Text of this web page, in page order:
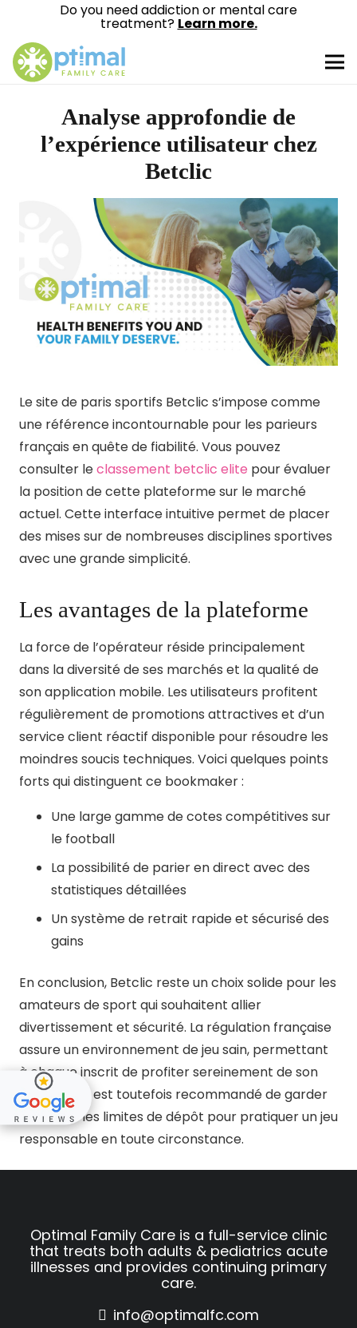
Do you need addiction or mental care
treatment? Learn more.
Analyse approfondie de
l’expérience utilisateur chez
Betclic
Le site de paris sportifs Betclic s’impose comme
une référence incontournable pour les parieurs
français en quête de fiabilité. Vous pouvez
consulter leclassement betclic elite pour évaluer
la position de cette plateforme sur le marché
actuel. Cette interface intuitive permet de placer
des mises sur de nombreuses disciplines sportives
avec une grande simplicité.
Les avantages de la plateforme
La force de l’opérateur réside principalement
dans la diversité de ses marchés et la qualité de
son application mobile. Les utilisateurs profitent
régulièrement de promotions attractives et d’un
service client réactif disponible pour résoudre les
moindres soucis techniques. Voici quelques points
forts qui distinguent ce bookmaker :
Une large gamme de cotes compétitives sur
le football
La possibilité de parier en direct avec des
statistiques détaillées
Un système de retrait rapide et sécurisé des
gains
En conclusion, Betclic reste un choix solide pour les
amateurs de sport qui souhaitent allier
divertissement et sécurité. La régulation française
assure un environnement de jeu sain, permettant
à chaque inscrit de profiter sereinement de son
expertise. Il est toutefois recommandé de garder
un œil sur les limites de dépôt pour pratiquer un jeu
responsable en toute circonstance.
Optimal Family Care is a full-service clinic
that treats both adults & pediatrics acute
illnesses and provides continuing primary
care.
info@optimalfc.com